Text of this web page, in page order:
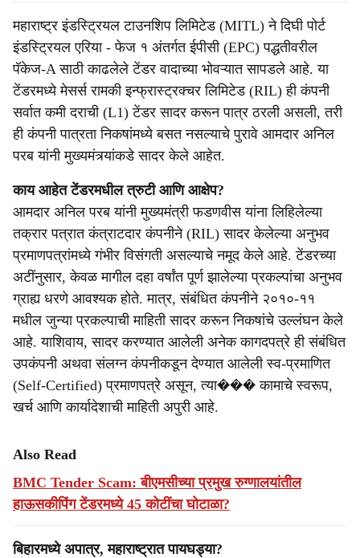
महाराष्ट्र इंडस्ट्रियल टाउनशिप लिमिटेड (MITL) ने दिघी पोर्ट
इंडस्ट्रियल एरिया - फेज १ अंतर्गत ईपीसी (EPC) पद्धतीवरील
पॅकेज-A साठी काढलेले टेंडर वादाच्या भोवऱ्यात सापडले आहे. या
टेंडरमध्ये मेसर्स रामकी इन्फ्रास्ट्रक्चर लिमिटेड (RIL) ही कंपनी
सर्वात कमी दराची (L1) टेंडर सादर करून पात्र ठरली असली, तरी
ही कंपनी पात्रता निकषांमध्ये बसत नसल्याचे पुरावे आमदार अनिल
परब यांनी मुख्यमंत्र्यांकडे सादर केले आहेत.
काय आहेत टेंडरमधील त्रुटी आणि आक्षेप?
आमदार अनिल परब यांनी मुख्यमंत्री फडणवीस यांना लिहिलेल्या
तक्रार पत्रात कंत्राटदार कंपनीने (RIL) सादर केलेल्या अनुभव
प्रमाणपत्रांमध्ये गंभीर विसंगती असल्याचे नमूद केले आहे. टेंडरच्या
अटींनुसार, केवळ मागील दहा वर्षांत पूर्ण झालेल्या प्रकल्पांचा अनुभव
ग्राह्य धरणे आवश्यक होते. मात्र, संबंधित कंपनीने २०१०-११
मधील जुन्या प्रकल्पाची माहिती सादर करून निकषांचे उल्लंघन केले
आहे. याशिवाय, सादर करण्यात आलेली अनेक कागदपत्रे ही संबंधित
उपकंपनी अथवा संलग्न कंपनीकडून देण्यात आलेली स्व-प्रमाणित
(Self-Certified) प्रमाणपत्रे असून, त्या��� कामाचे स्वरूप,
खर्च आणि कार्यादेशाची माहिती अपुरी आहे.
Also Read
BMC Tender Scam: बीएमसीच्या प्रमुख रुग्णालयांतील
हाऊसकीपिंग टेंडरमध्ये 45 कोटींचा घोटाळा?
बिहारमध्ये अपात्र, महाराष्ट्रात पायघड्या?